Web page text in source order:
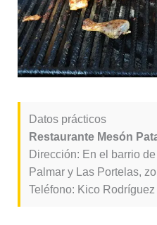
Datos prácticos
Restaurante Mesón
Dirección: En el barrio
Palmar y Las Portelas,
Teléfono: Kico